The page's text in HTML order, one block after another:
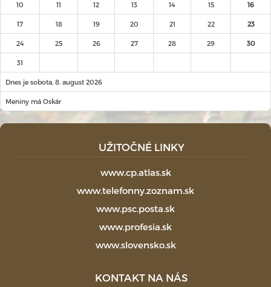
10 11 12 13 14 15 16
17 18 19 20 21 22 23
24 25 26 27 28 29 30
31
Dnes je sobota, 8. august 2026
Meniny má Oskár
UŽITOČNÉ LINKY
www.cp.atlas.sk
www.telefonny.zoznam.sk
www.psc.posta.sk
www.profesia.sk
www.slovensko.sk
KONTAKT NA NÁS